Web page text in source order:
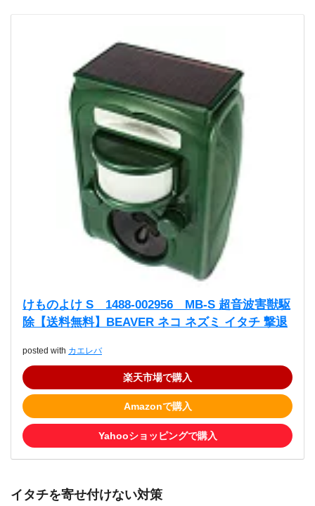
けものよけ S 1488-002956 MB-S 超音波害獣駆
除【送料無料】BEAVER ネコ ネズミ イタチ 撃退
posted with カエレバ
楽天市場で購入
Amazonで購入
Yahooショッピングで購入
イタチを寄せ付けない対策